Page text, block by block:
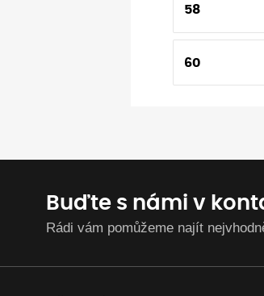
58
60
Buďte s námi v
Rádi vám pomůžeme najít